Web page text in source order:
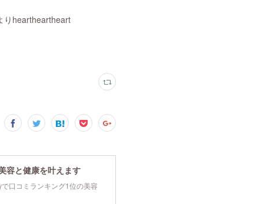
heartheartheart
容と健康を叶えます
口コミランキング1位の美容